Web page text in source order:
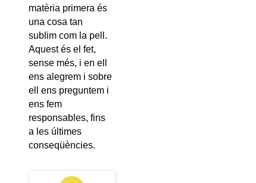
matèria primera és
una cosa tan
sublim com la pell.
Aquest és el fet,
sense més, i en ell
ens alegrem i sobre
ell ens preguntem i
ens fem
responsables, fins
a les últimes
conseqüències.